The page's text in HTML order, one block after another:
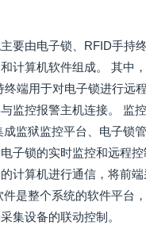
要由电子锁、RFID手持
计算机软件组成。 其中
端用于对电子锁进行远
监控报警主机连接。 监
监狱监控平台、电子锁
子锁的实时监控和远程
计算机进行通信，将前
是整个系统的软件平台
集设备的联动控制。